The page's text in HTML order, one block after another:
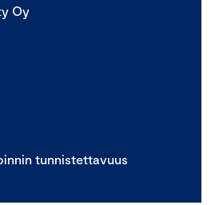
Oy
tunnistettavuus